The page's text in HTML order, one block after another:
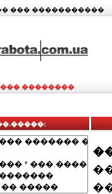
��� �����������
��������